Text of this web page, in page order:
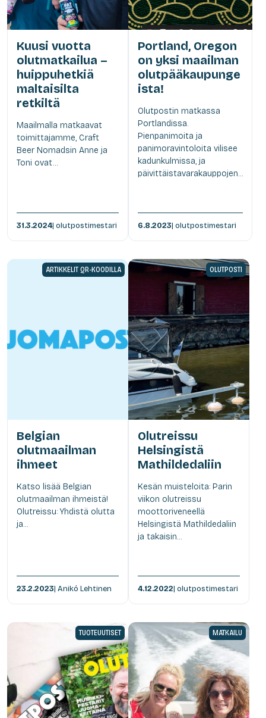
Kuusi vuotta
olutmatkailua –
huippuhetkiä
maltaisilta
retkiltä
Maailmalla matkaavat
toimittajamme, Craft
Beer Nomadsin Anne ja
Toni ovat...
31.3.2024| olutpostimestari
Portland, Oregon
on yksi maailman
olutpääkaupunge
ista!
Olutpostin matkassa
Portlandissa.
Pienpanimoita ja
panimoravintoloita vilisee
kadunkulmissa, ja
päivittäistavarakauppojen...
6.8.2023| olutpostimestari
ARTIKKELIT QR-KOODILLA
Belgian
olutmaailman
ihmeet
Katso lisää Belgian
olutmaailman ihmeistä!
Olutreissu: Yhdistä olutta
ja...
23.2.2023| Anikó Lehtinen
OLUTPOSTI
Olutreissu
Helsingistä
Mathildedaliin
Kesän muisteloita: Parin
viikon olutreissu
moottoriveneellä
Helsingistä Mathildedaliin
ja takaisin...
4.12.2022| olutpostimestari
TUOTEUUTISET MATKAILU